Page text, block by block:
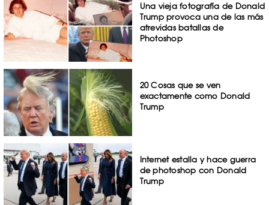
Una vieja fotografía de Donald
Trump provoca una de las más
atrevidas batallas de
Photoshop
20 Cosas que se ven
exactamente como Donald
Trump
Internet estalla y hace guerra
de photoshop con Donald
Trump